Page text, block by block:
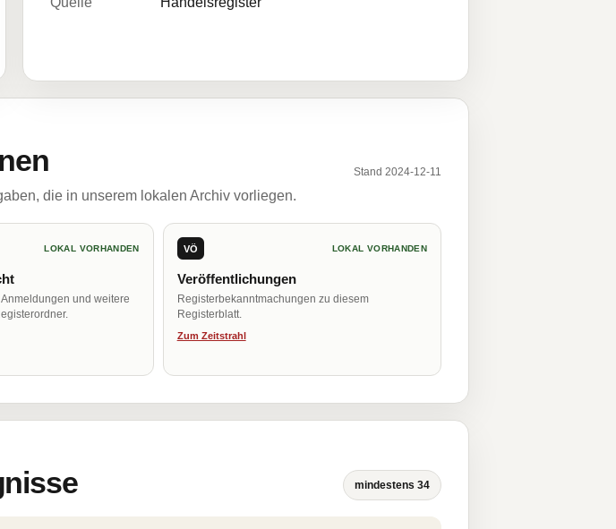
Stand 2024-12-11
die in unserem lokalen Archiv vorliegen.
LOKAL VORHANDEN
und weitere
VÖ LOKAL VORHANDEN
Veröffentlichungen
Registerbekanntmachungen zu diesem
Registerblatt.
Zum Zeitstrahl
mindestens 34